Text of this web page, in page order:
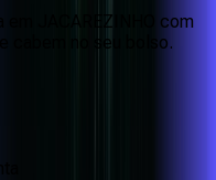
JACAREZINHO com
cabem no seu bolso.